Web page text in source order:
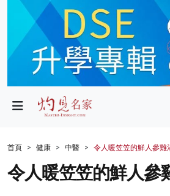
政局
財經
生活
首頁 健康 中醫 令人暖笠笠的鮮人參雞
令人暖笠笠的鮮人參